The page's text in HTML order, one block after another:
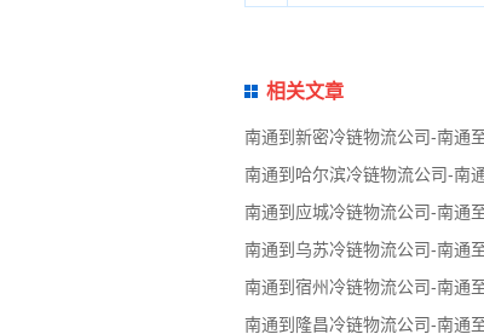
相关文章
南通到新密冷链物流公司-南通
南通到哈尔滨冷链物流公司-南
南通到应城冷链物流公司-南通
南通到乌苏冷链物流公司-南通
南通到宿州冷链物流公司-南通
南通到隆昌冷链物流公司-南通